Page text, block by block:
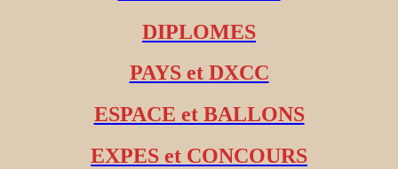
DIPLOMES
PAYS et DXCC
ESPACE et BALLONS
EXPES et CONCOURS